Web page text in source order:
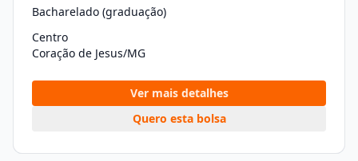
Bacharelado (graduação)
Centro
Coração de Jesus/MG
Ver mais detalhes
Quero esta bolsa